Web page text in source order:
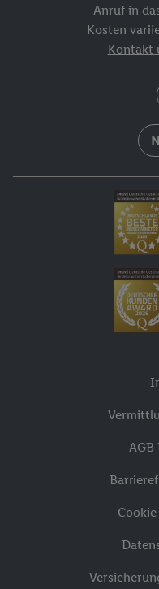
Anruf in
Kosten
Kontakt
AGB